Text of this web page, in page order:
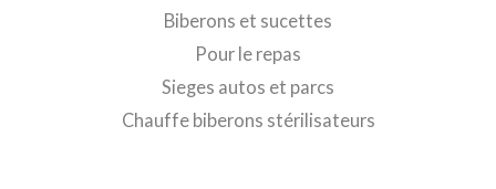
Biberons et sucettes
Pour le repas
Sieges autos et parcs
Chauffe biberons stérilisateurs